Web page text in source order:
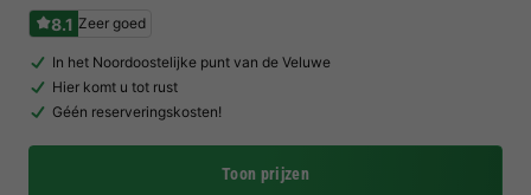
8.1 Zeer goed
In het Noordoostelijke punt van de Veluwe
Hier komt u tot rust
Géén reserveringskosten!
Toon prijzen